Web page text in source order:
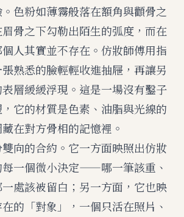
色粉如薄霧般落在額角與顴骨之
骨之下勾勒出陌生的弧度，而在
人其實並不存在。仿妝師傅用指
熟悉的臉輕輕收進抽屜，再讓另
層緩緩浮現。這是一場沒有鑿子
它的材質是色素、油脂與光線的
在對方骨相的記憶裡。
向的合約。它一方面映照出仿妝
每一個微小決定——哪一筆該重、
處該被留白；另一方面，它也映
的「對象」，一個只活在照片、